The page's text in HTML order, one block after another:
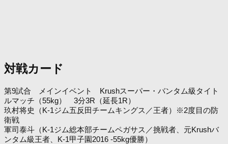
対戦カード
第9試合 メインイベント Krushスーパー・バンタム級タイト
ルマッチ（55kg） 3分3R（延長1R）
玖村将史（K-1ジム五反田チームキングス／王者）※2度目の防
衛戦
軍司泰斗（K-1ジム総本部チームペガサス／挑戦者、元Krushバ
ンタム級王者、K-1甲子園2016 -55kg優勝）